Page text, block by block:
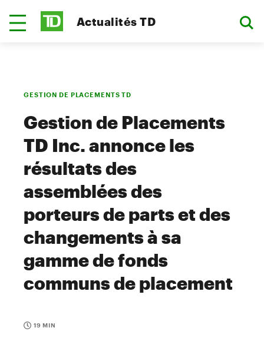
Actualités TD
GESTION DE PLACEMENTS TD
Gestion de Placements
TD Inc. annonce les
résultats des
assemblées des
porteurs de parts et des
changements à sa
gamme de fonds
communs de placement
19 MIN